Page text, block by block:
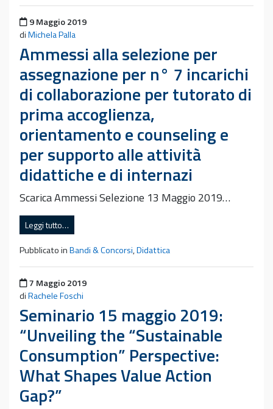
Pubblicato il
9 Maggio 2019
diMichela Palla
Ammessi alla selezione per
assegnazione per n° 7 incarichi
di collaborazione per tutorato di
prima accoglienza,
orientamento e counseling e
per supporto alle attività
didattiche e di internazi
Scarica Ammessi Selezione 13 Maggio 2019…
Leggi tutto…
Pubblicato inBandi & Concorsi,Didattica
Pubblicato il
7 Maggio 2019
diRachele Foschi
Seminario 15 maggio 2019:
“Unveiling the “Sustainable
Consumption” Perspective:
What Shapes Value Action
Gap?”